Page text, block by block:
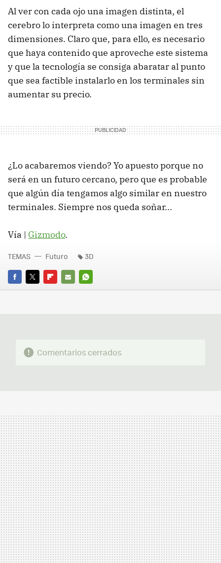
Al ver con cada ojo una imagen distinta, el
cerebro lo interpreta como una imagen en tres
dimensiones. Claro que, para ello, es necesario
que haya contenido que aproveche este sistema
y que la tecnología se consiga abaratar al punto
que sea factible instalarlo en los terminales sin
aumentar su precio.
¿Lo acabaremos viendo? Yo apuesto porque no
será en un futuro cercano, pero que es probable
que algún día tengamos algo similar en nuestro
terminales. Siempre nos queda soñar...
Vía | Gizmodo.
FACEBOOK
TWITTERFLIPBOARD
E-
WHATSAPP
TEMAS Futuro 3D
Comentarios cerrados